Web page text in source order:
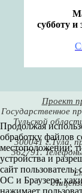
субботу и
Проект
Государственное
Тульской
300041 г.Тула,
362791.
Продолжая
обработку файлов
местоположении;
устройства и
сайт
ОС и Браузера;
нажимает